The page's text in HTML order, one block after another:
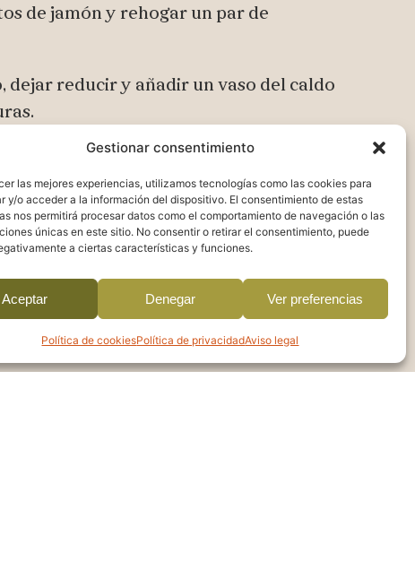
Gestionar consentimiento
las mejores experiencias, utilizamos tecnologías como las cookies para
y/o acceder a la información del dispositivo. El consentimiento de estas
nos permitirá procesar datos como el comportamiento de navegación o las
únicas en este sitio. No consentir o retirar el consentimiento, puede
a ciertas características y funciones.
Aceptar Denegar Ver preferencias
Política de cookiesPolítica de privacidadAviso legal
de jamón y rehogar un par de
dejar reducir y añadir un vaso del caldo
agregar los guisantes y cocinar 5
rebozadas con cuidado,
picado y dejar que el conjunto hierva
moviendo la cazuela con delicadeza
el rebozado.